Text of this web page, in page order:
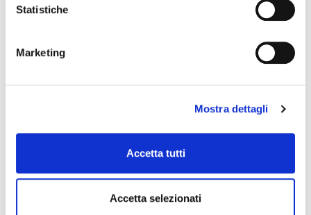
Statistiche
Marketing
Mostra dettagli
Accetta tutti
Accetta selezionati
15,00 € 21,00 €